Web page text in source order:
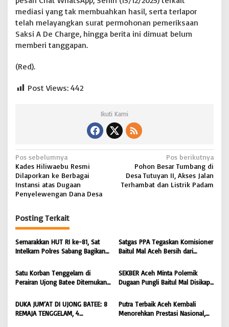
mediasi yang tak membuahkan hasil, serta terlapor
telah melayangkan surat permohonan pemeriksaan
Saksi A De Charge, hingga berita ini dimuat belum
memberi tanggapan.
(Red).
Post Views: 442
Ikuti Kami
N
a
v
g
a
s
p
o
s
Pos sebelumnya
Kades Hiliwaebu Resmi
Dilaporkan ke Berbagai
Instansi atas Dugaan
Penyelewengan Dana Desa
Pos berikutnya
Pohon Besar Tumbang di
Desa Tutuyan II, Akses Jalan
Terhambat dan Listrik Padam
Posting Terkait
Semarakkan HUT RI ke-81, Sat
Intelkam Polres Sabang Bagikan
Masyarakat |
BONGKAR’Perkara.com
Satgas PPA Tegaskan Komisioner
Baitul Mal Aceh Bersih dari
Masyarakat Diminta Hentikan
Penyebaran Hoaks | BONGKAR
‘Perkara.com
Satu Korban Tenggelam di
Perairan Ujong Batee Ditemukan,
Pencarian Satu Korban Lain |
BONGKAR ‘Perkara.com
SEKBER Aceh Minta Polemik
Dugaan Pungli Baitul Mal Disikapi
Hukum terhadap Oknum |
BONGKAR ‘Perkara.com
DUKA JUM’AT DI UJONG BATEE: 8
REMAJA TENGGELAM, 4
Putra Terbaik Aceh Kembali
Menorehkan Prestasi Nasional,